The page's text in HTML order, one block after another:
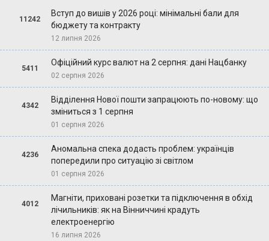
11242
Вступ до вишів у 2026 році: мінімальні бали для
бюджету та контракту
12 липня 2026
5411
Офіційний курс валют на 2 серпня: дані Нацбанку
02 серпня 2026
4342
Відділення Нової пошти запрацюють по-новому: що
зміниться з 1 серпня
01 серпня 2026
4236
Аномальна спека додасть проблем: українців
попередили про ситуацію зі світлом
01 серпня 2026
4012
Магніти, приховані розетки та підключення в обхід
лічильників: як на Вінниччині крадуть
електроенергію
16 липня 2026